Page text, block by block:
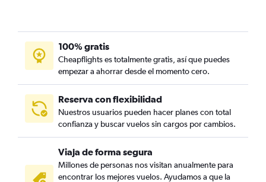
100% gratis
Cheapflights es totalmente gratis, así que puedes
empezar a ahorrar desde el momento cero.
Reserva con flexibilidad
Nuestros usuarios pueden hacer planes con total
confianza y buscar vuelos sin cargos por cambios.
Viaja de forma segura
Millones de personas nos visitan anualmente para
encontrar los mejores vuelos. Ayudamos a que la